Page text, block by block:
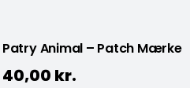
Patry Animal – Patch Mærke
40,00 kr.